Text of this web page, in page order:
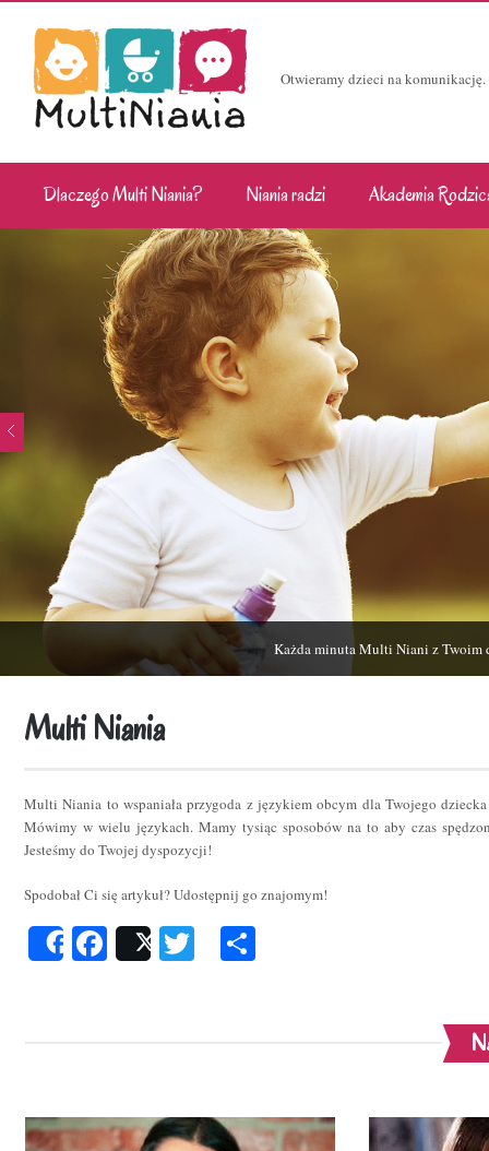
Otwieramy dzieci na
Dlaczego Multi Niania? Niania radzi Akademia
Każda minuta Multi Niani z Twoim
Multi Niania
Multi Niania to wspaniała przygoda z językiem obcym dla Twojego
Mówimy w wielu językach. Mamy tysiąc sposobów na to aby czas
Jesteśmy do Twojej dyspozycji!
Spodobał Ci się artykuł? Udostępnij go znajomym!
ShareFacebook
Post Twitter